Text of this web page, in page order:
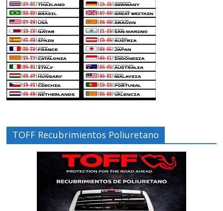
TOFF Recubrimientos Poliuretano